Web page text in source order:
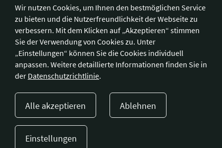
Wir nutzen Cookies, um Ihnen den bestmöglichen Service
zu bieten und die Nutzerfreundlichkeit der Webseite zu
verbessern. Mit dem Klicken auf „Akzeptieren“ stimmen
Sie der Verwendung von Cookies zu. Unter
„Einstellungen“ können Sie die Cookies individuell
anpassen. Weitere detaillierte Informationen finden Sie in
der Datenschutzrichtlinie.
Alle akzeptieren Ablehnen
Einstellungen
Hotelverband Deutschland (IHA) / IHA-Service GmbH
Kronprinzenstraße 37
53173 Bonn
Telefon:
Fax:
+49 228 92 39 29-9
E-Mail:bonn@hotellerie.de
Wegbeschreibung
Presse Kontakt